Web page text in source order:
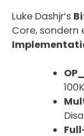
Luke Dashjr’s
Core, sondern